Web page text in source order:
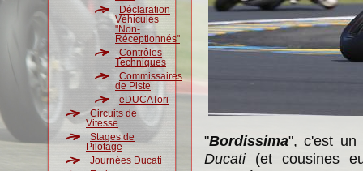
Déclaration
Véhicules
"Non-
Réceptionnés"
Contrôles
Techniques
Commissaires
de Piste
eDUCATori
Circuits de
Vitesse
Stages de
Pilotage
Journées Ducati
"Bordissima", c'est un
Ducati(et cousines